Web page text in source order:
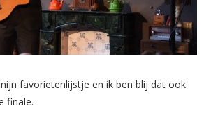
favorietenlijstje en ik ben blij dat ook
finale.